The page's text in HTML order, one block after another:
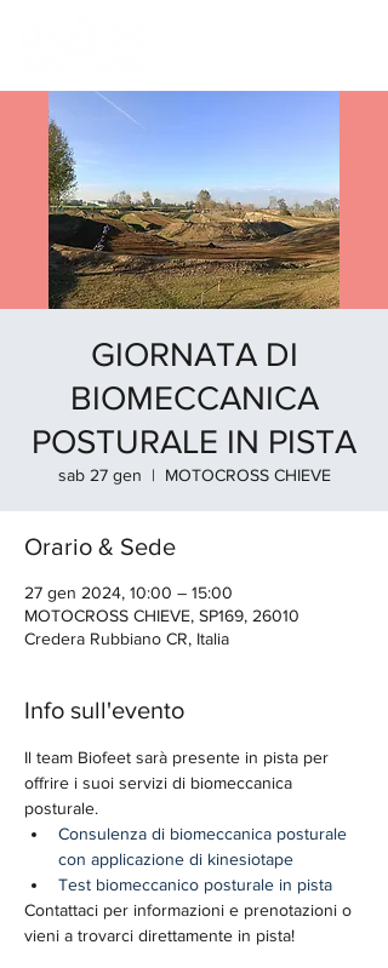
GIORNATA DI
BIOMECCANICA
POSTURALE IN PISTA
sab 27 gen
  |
MOTOCROSS CHIEVE
Orario & Sede
27 gen 2024, 10:00 – 15:00
MOTOCROSS CHIEVE, SP169, 26010
Credera Rubbiano CR, Italia
Info sull'evento
Il team Biofeet sarà presente in pista per
offrire i suoi servizi di biomeccanica
posturale.
Consulenza di biomeccanica posturale
con applicazione di kinesiotape
Test biomeccanico posturale in pista
Contattaci per informazioni e prenotazioni o
vieni a trovarci direttamente in pista!